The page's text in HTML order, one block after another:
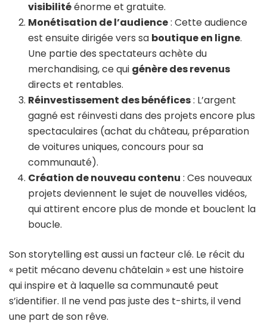
visibilitéénorme et gratuite.
Monétisation de l’audience: Cette audience
est ensuite dirigée vers sa boutique en ligne.
Une partie des spectateurs achète du
merchandising, ce qui génère des revenus
directs et rentables.
Réinvestissement des bénéfices: L’argent
gagné est réinvesti dans des projets encore plus
spectaculaires (achat du château, préparation
de voitures uniques, concours pour sa
communauté).
Création de nouveau contenu : Ces nouveaux
projets deviennent le sujet de nouvelles vidéos,
qui attirent encore plus de monde et bouclent la
boucle.
Son storytelling est aussi un facteur clé. Le récit du
« petit mécano devenu châtelain » est une histoire
qui inspire et à laquelle sa communauté peut
s’identifier. Il ne vend pas juste des t-shirts, il vend
une part de son rêve.